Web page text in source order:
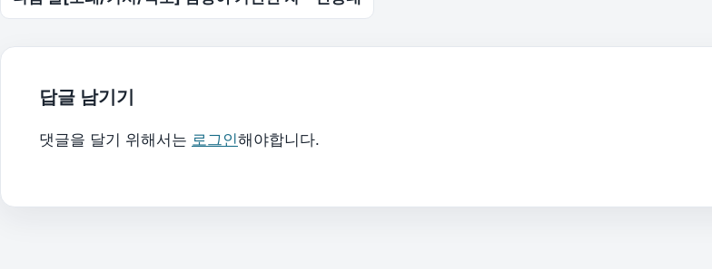
답글 남기기
댓글을 달기 위해서는 로그인해야합니다.